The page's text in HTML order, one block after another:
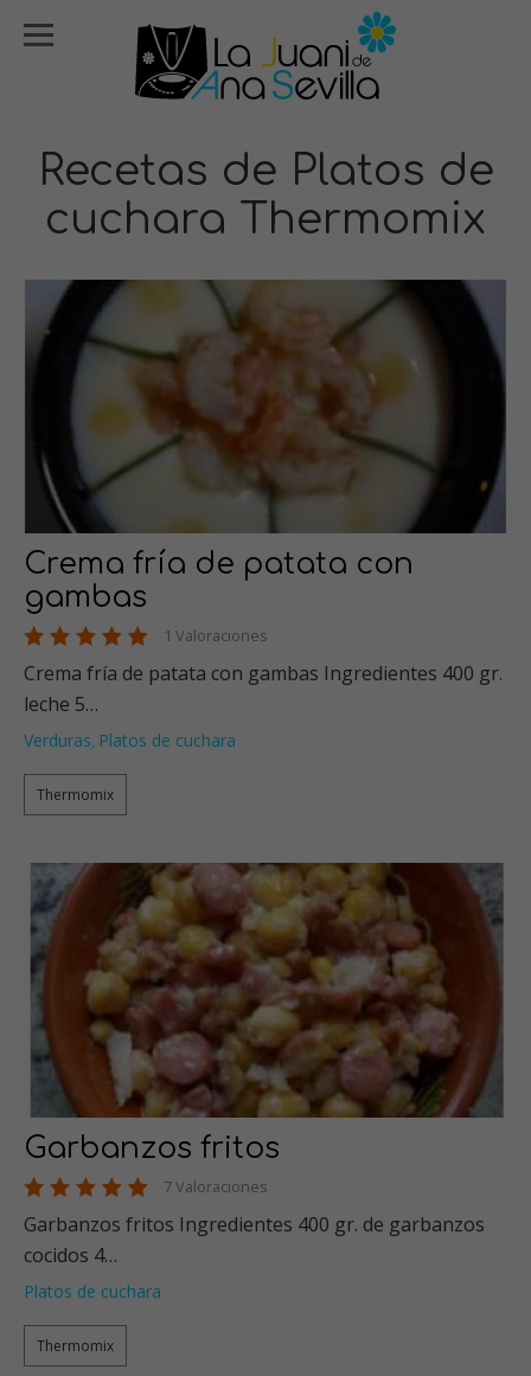
Recetas de Platos de
cuchara Thermomix
Crema fría de patata con
gambas
1 Valoraciones
Crema fría de patata con gambas Ingredientes 400 gr.
leche 5…
Verduras, Platos de cuchara
Thermomix
Garbanzos fritos
7 Valoraciones
Garbanzos fritos Ingredientes 400 gr. de garbanzos
cocidos 4…
Platos de cuchara
Thermomix